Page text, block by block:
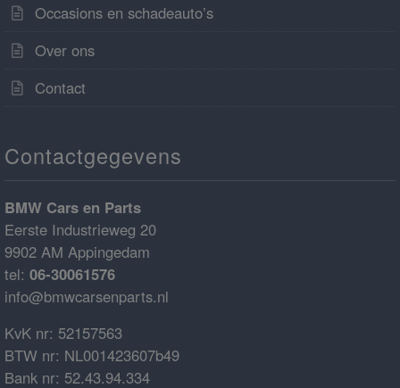
Occasions en schadeauto’s
Over ons
Contact
Contactgegevens
BMW Cars en Parts
Eerste Industrieweg 20
9902 AM Appingedam
tel: 06-30061576
info@bmwcarsenparts.nl
KvK nr: 52157563
BTW nr: NL001423607b49
Bank nr: 52.43.94.334